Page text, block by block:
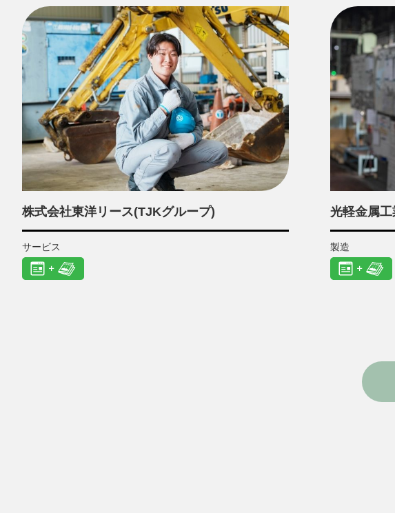
株式会社東洋リース(TJKグループ)
サービス
光軽金属
製造